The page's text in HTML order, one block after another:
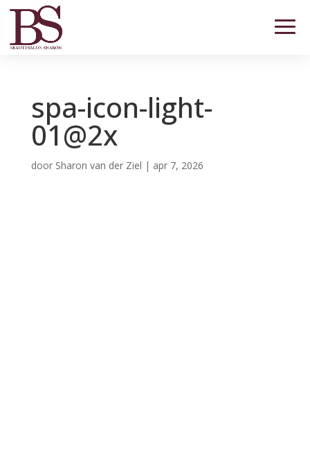
spa-icon-light-
01@2x
door Sharon van der Ziel | apr 7, 2026